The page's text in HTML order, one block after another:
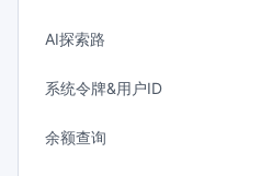
AI探索路
系统令牌&用户ID
余额查询